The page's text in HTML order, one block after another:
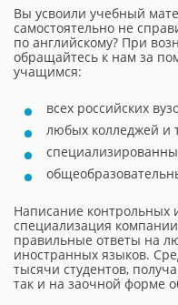
Вы усвоили учебный
самостоятельно не
по английскому? При
обращайтесь к нам за
учащимся:
всех российских
любых колледжей и
Написание контрольных
специализация
правильные ответы на
иностранных языков.
тысячи студентов,
так и на заочной форме